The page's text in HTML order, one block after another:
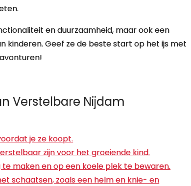
en duurzaamheid, maar ook een
kinderen. Geef ze de beste start op het ijs met
Verstelbare Nijdam
je ze koopt.
zijn voor het groeiende kind.
maken en op een koele plek te bewaren.
schaatsen, zoals een helm en knie- en